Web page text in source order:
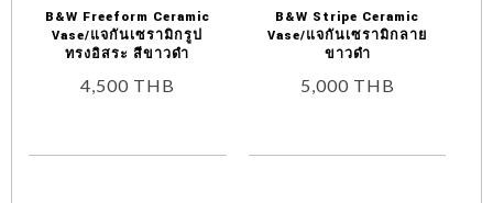
B&W Freeform Ceramic
Vase/แจกันเซรามิกรูป
ทรงอิสระ สีขาวดำ
4,500 THB
B&W Stripe Ceramic
Vase/แจกันเซรามิกลาย
ขาวดำ
5,000 THB